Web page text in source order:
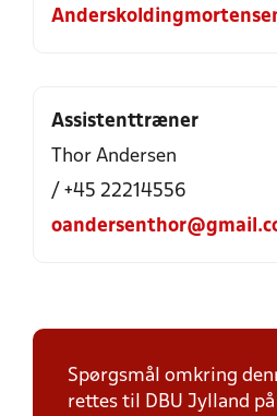
Assistenttræner
Thor Andersen
/ +45 22214556
Spørgsmål omkring
rettes til DBU Jylland på